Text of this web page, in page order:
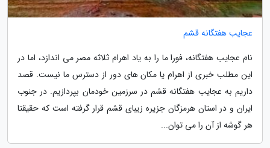
عجایب هفتگانه قشم
نام عجایب هفتگانه، فورا ما را به یاد اهرام ثلاثه مصر می اندازد، اما در
این مطلب خبری از اهرام یا مکان های دور از دسترس ما نیست. قصد
داریم به عجایب هفتگانه قشم در سرزمین خودمان بپردازیم. در جنوب
ایران و در استان هرمزگان جزیره زیبای قشم قرار گرفته است که حقیقتا
هر گوشه از آن را می توان...